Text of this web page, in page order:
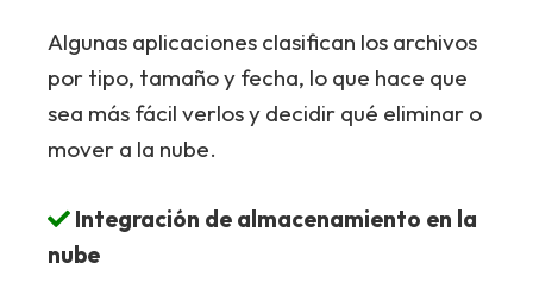
Algunas aplicaciones clasifican los archivos
por tipo, tamaño y fecha, lo que hace que
sea más fácil verlos y decidir qué eliminar o
mover a la nube.
Integración de almacenamiento en la
nube